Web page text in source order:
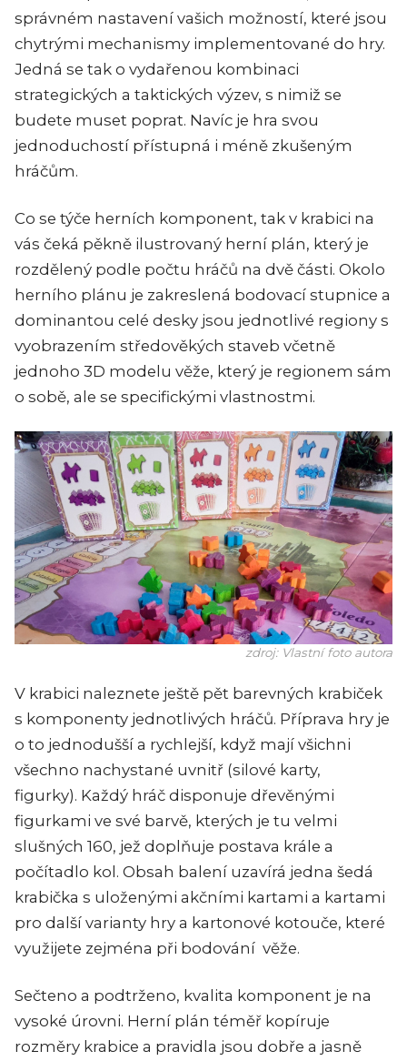
správném nastavení vašich možností, které jsou
chytrými mechanismy implementované do hry.
Jedná se tak o vydařenou kombinaci
strategických a taktických výzev, s nimiž se
budete muset poprat. Navíc je hra svou
jednoduchostí přístupná i méně zkušeným
hráčům.
Co se týče herních komponent, tak v krabici na
vás čeká pěkně ilustrovaný herní plán, který je
rozdělený podle počtu hráčů na dvě části. Okolo
herního plánu je zakreslená bodovací stupnice a
dominantou celé desky jsou jednotlivé regiony s
vyobrazením středověkých staveb včetně
jednoho 3D modelu věže, který je regionem sám
o sobě, ale se specifickými vlastnostmi.
zdroj: Vlastní foto autora
V krabici naleznete ještě pět barevných krabiček
s komponenty jednotlivých hráčů. Příprava hry je
o to jednodušší a rychlejší, když mají všichni
všechno nachystané uvnitř (silové karty,
figurky). Každý hráč disponuje dřevěnými
figurkami ve své barvě, kterých je tu velmi
slušných 160, jež doplňuje postava krále a
počítadlo kol. Obsah balení uzavírá jedna šedá
krabička s uloženými akčními kartami a kartami
pro další varianty hry a kartonové kotouče, které
využijete zejména při bodování věže.
Sečteno a podtrženo, kvalita komponent je na
vysoké úrovni. Herní plán téměř kopíruje
rozměry krabice a pravidla jsou dobře a jasně